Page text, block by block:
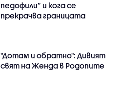
педофили” и кога се
прекрачва границата
"Дотам и обратно": Дивият
свят на Женда в Родопите